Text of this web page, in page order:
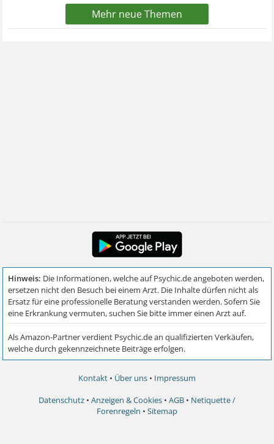
Mehr neue Themen
Kontakt • Über uns • Impressum
Datenschutz • Anzeigen & Cookies • AGB • Netiquette /
Forenregeln • Sitemap